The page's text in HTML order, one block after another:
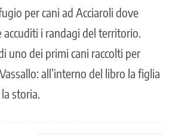
per cani ad Acciaroli dove
i randagi del territorio.
uno dei primi cani raccolti per
all’interno del libro la figlia
storia.